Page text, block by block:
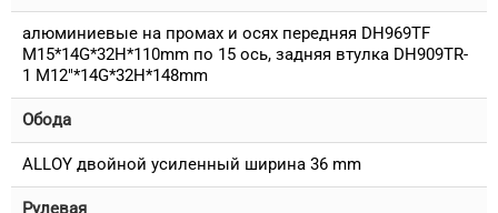
алюминиевые на промах и осях передняя DH969TF
M15*14G*32H*110mm по 15 ось, задняя втулка DH909TR-
1 M12"*14G*32H*148mm
Обода
ALLOY двойной усиленный ширина 36 mm
Рулевая